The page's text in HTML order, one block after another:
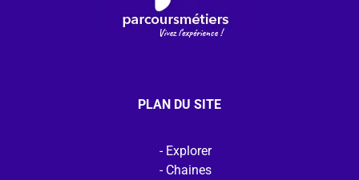
PLAN DU SITE
Explorer
Chaines